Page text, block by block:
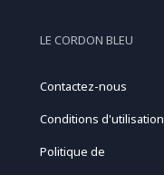
LE CORDON BLEU
Contactez-nous
Conditions d'utilisation
Politique de